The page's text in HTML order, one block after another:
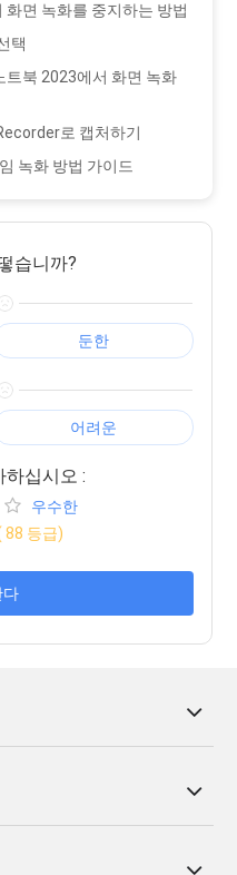
면 녹화를 중지하는 방법
택
트북 2023에서 화면 녹화
로 캡처하기
녹화 방법 가이드
습니까?
둔한
어려운
하십시오 :
우수한
88 등급)
다